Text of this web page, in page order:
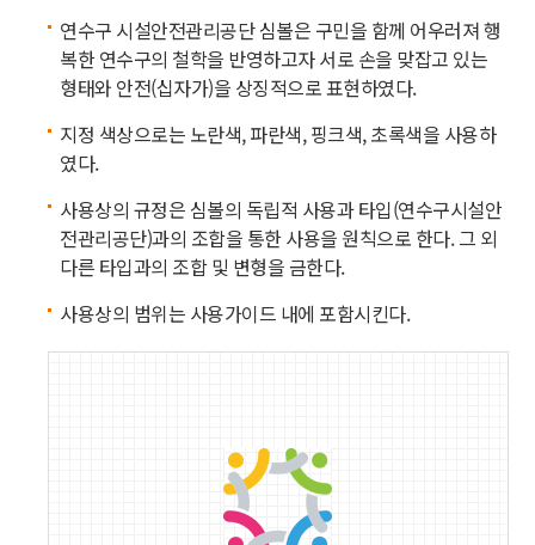
연수구 시설안전관리공단 심볼은 구민을 함께 어우러져 행
복한 연수구의 철학을 반영하고자 서로 손을 맞잡고 있는
형태와 안전(십자가)을 상징적으로 표현하였다.
지정 색상으로는 노란색, 파란색, 핑크색, 초록색을 사용하
였다.
사용상의 규정은 심볼의 독립적 사용과 타입(연수구시설안
전관리공단)과의 조합을 통한 사용을 원칙으로 한다. 그 외
다른 타입과의 조합 및 변형을 금한다.
사용상의 범위는 사용가이드 내에 포함시킨다.